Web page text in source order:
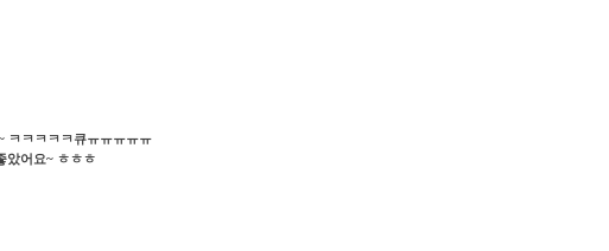
ㅋㅋㅋㅋㅋ큐ㅠㅠㅠㅠㅠ
았어요~ ㅎㅎㅎ